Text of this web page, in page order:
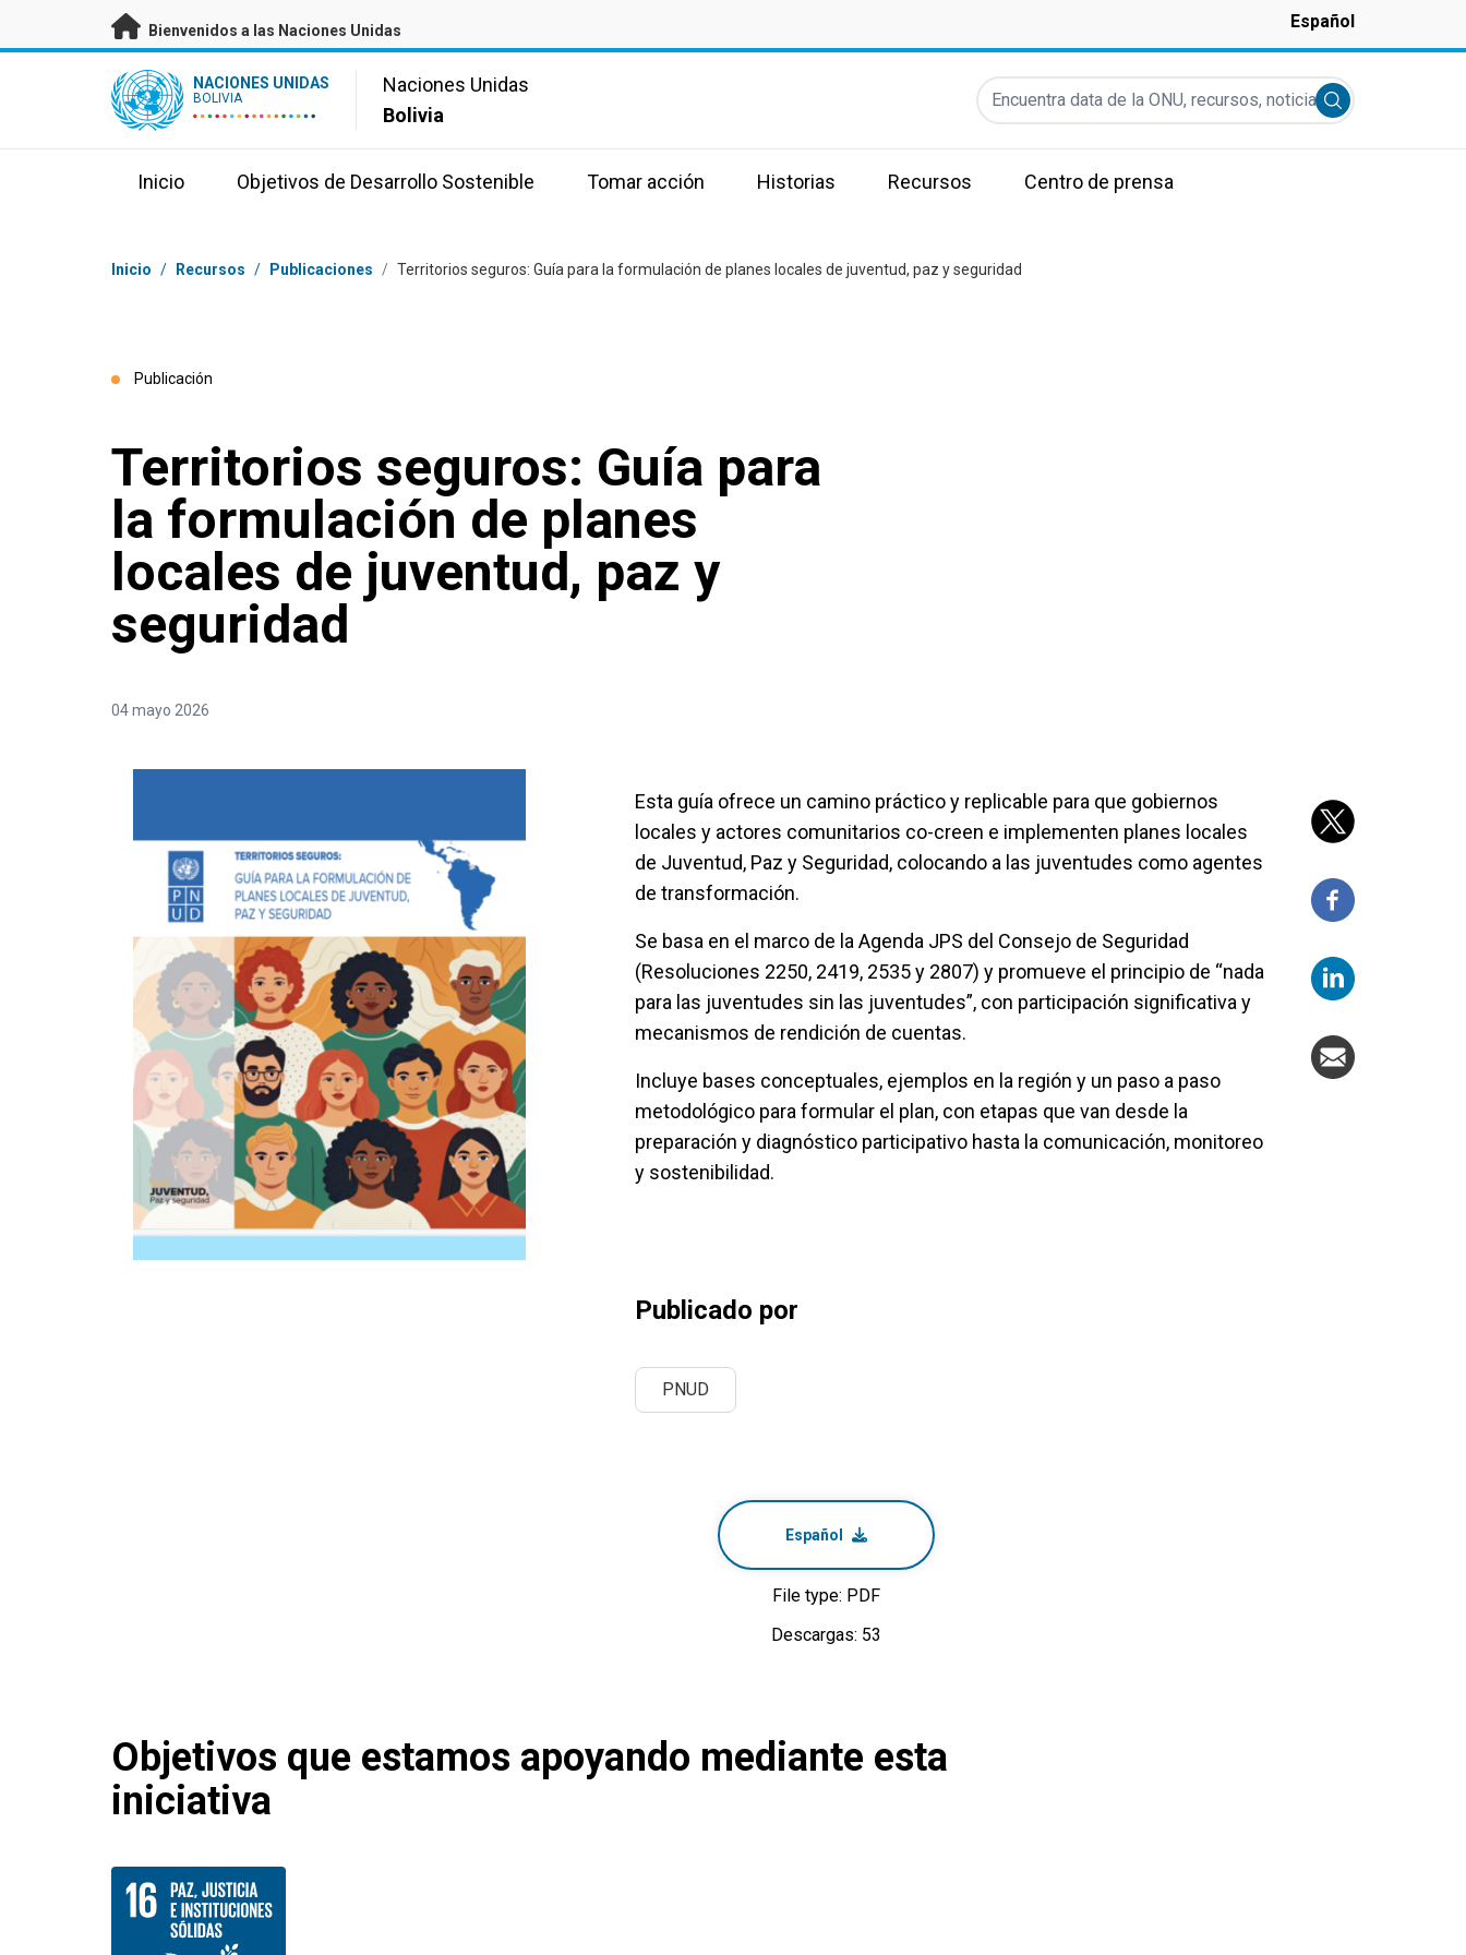
Saltar a contenido principal
Bienvenidos a las Naciones Unidas Español
UN Logo NACIONES UNIDAS
BOLIVIA
Naciones Unidas
Bolivia
Encuentra data de la ONU, recursos, noticias y más...
Submit search
Inicio Objetivos de Desarrollo Sostenible Tomar acción Historias Recursos Centro de prensa
Coordenadas dentro de la ruta de navegación
Inicio / Recursos / Publicaciones / Territorios seguros: Guía para la formulación de planes locales de juventud, paz y seguridad
Publicación
Territorios seguros: Guía para
la formulación de planes
locales de juventud, paz y
seguridad
04 mayo 2026
Esta guía ofrece un camino práctico y replicable para que gobiernos
locales y actores comunitarios co-creen e implementen planes locales
de Juventud, Paz y Seguridad, colocando a las juventudes como agentes
de transformación.
Se basa en el marco de la Agenda JPS del Consejo de Seguridad
(Resoluciones 2250, 2419, 2535 y 2807) y promueve el principio de “nada
para las juventudes sin las juventudes”, con participación significativa y
mecanismos de rendición de cuentas.
Incluye bases conceptuales, ejemplos en la región y un paso a paso
metodológico para formular el plan, con etapas que van desde la
preparación y diagnóstico participativo hasta la comunicación, monitoreo
y sostenibilidad.
Publicado por
PNUD
Español
File type: PDF
Descargas: 53
Objetivos que estamos apoyando mediante esta
iniciativa